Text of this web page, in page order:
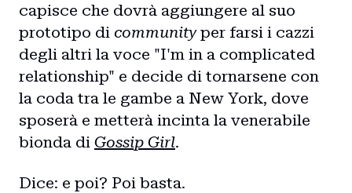
capisce che dovrà aggiungere al suo
prototipo di communityper farsi i cazzi
degli altri la voce "I'm in a complicated
relationship" e decide di tornarsene con
la coda tra le gambe a New York, dove
sposerà e metterà incinta la venerabile
bionda di Gossip Girl.
Dice: e poi? Poi basta.